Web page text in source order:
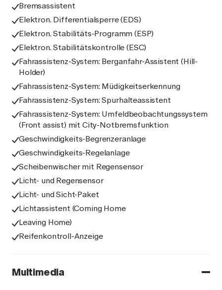
Bremsassistent
Elektron. Differentialsperre (EDS)
Elektron. Stabilitäts-Programm (ESP)
Elektron. Stabilitätskontrolle (ESC)
Fahrassistenz-System: Berganfahr-Assistent (Hill-
Holder)
Fahrassistenz-System: Müdigkeitserkennung
Fahrassistenz-System: Spurhalteassistent
Fahrassistenz-System: Umfeldbeobachtungssystem
(Front assist) mit City-Notbremsfunktion
Geschwindigkeits-Begrenzeranlage
Geschwindigkeits-Regelanlage
Scheibenwischer mit Regensensor
Licht- und Regensensor
Licht- und Sicht-Paket
Lichtassistent (Coming Home
Leaving Home)
Reifenkontroll-Anzeige
Multimedia